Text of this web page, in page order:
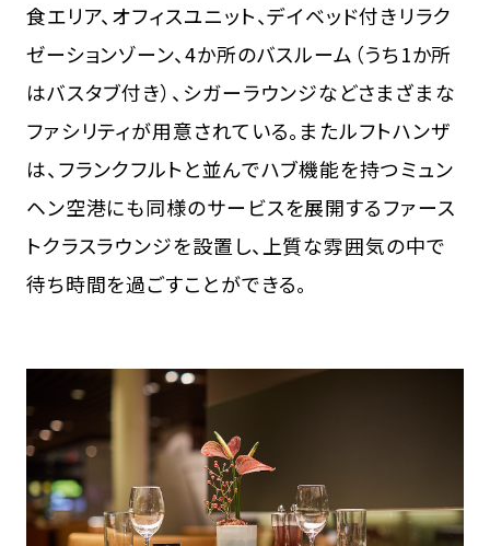
食エリア、オフィスユニット、デイベッド付きリラク
ゼーションゾーン、4か所のバスルーム（うち1か所
はバスタブ付き）、シガーラウンジなどさまざまな
ファシリティが用意されている。またルフトハンザ
は、フランクフルトと並んでハブ機能を持つミュン
ヘン空港にも同様のサービスを展開するファース
トクラスラウンジを設置し、上質な雰囲気の中で
待ち時間を過ごすことができる。